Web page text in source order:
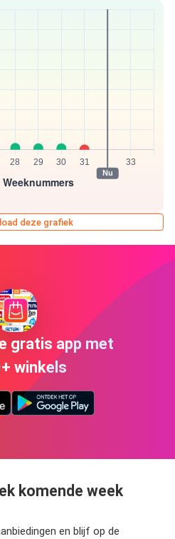
deze grafiek
gratis app met
winkels
komende week
en blijf op de